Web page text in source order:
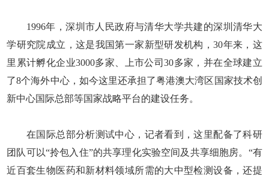
1996年，深圳市人民政府与清华大学共建的深圳清华大
学研究院成立，这是我国第一家新型研发机构，30年来，这
里累计孵化企业3000多家、上市公司30多家，并在全球建立
了8个海外中心，如今这里还承担了粤港澳大湾区国家技术创
新中心国际总部等国家战略平台的建设任务。
在国际总部分析测试中心，记者看到，这里配备了科研
团队可以“拎包入住”的共享理化实验空间及共享细胞房。“有
近百套生物医药和新材料领域所需的大中型检测设备，还提